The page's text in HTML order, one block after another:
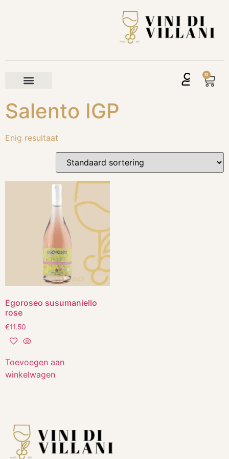
0
Salento IGP
Enig resultaat
Egoroseo susumaniello
rose
€11.50
Toevoegen aan
winkelwagen